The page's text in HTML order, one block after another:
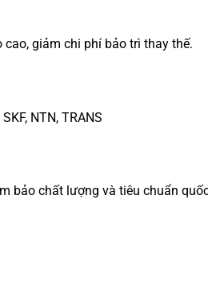
giảm chi phí bảo trì thay thế.
NTN, TRANS
bảo chất lượng và tiêu chuẩn